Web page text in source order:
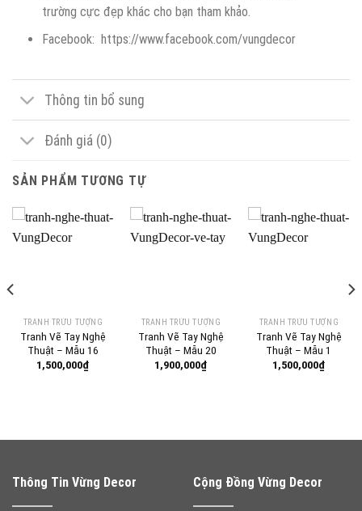
trường cực đẹp khác cho bạn tham khảo.
Facebook: https://www.facebook.com/vungdecor
Thông tin bổ sung
Đánh giá (0)
SẢN PHẨM TƯƠNG TỰ
TRANH TRỪU TƯỢNG
Tranh Vẽ Tay Nghệ
Thuật – Mẫu 16
1,500,000₫
TRANH TRỪU TƯỢNG
Tranh Vẽ Tay Nghệ
Thuật – Mẫu 20
1,900,000₫
TRANH TRỪU TƯỢNG
Tranh Vẽ Tay Nghệ
Thuật – Mẫu 1
1,500,000₫
Thông Tin Vừng Decor Cộng Đồng Vừng Decor